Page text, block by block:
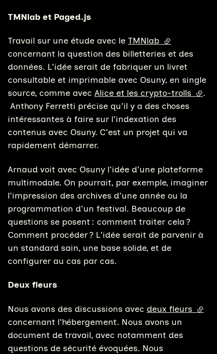
TMNlab et Paged.js
Travail sur une étude avec le TMNlab (lien externe)
concernant la question des billetteries et des
données. L'idée serait de fabriquer un livret
consultable et imprimable avec Osuny, en single
source, comme avec Alice et les crypto-trolls (lien
.
Anthony Ferretti précise qu'il y a des choses
intéressantes à faire sur l'indexation des
contenus avec Osuny. C'est un projet qui va
rapidement démarrer.
Arnaud voit avec Osuny l'idée d'une plateforme
multimodale. On pourrait, par exemple, imaginer
l'impression des archives d'une année ou la
programmation d'un festival. Beaucoup de
questions se posent : comment traiter cela ?
Comment procéder ? L'idée serait de parvenir à
un standard sain, une base solide, et de
configurer au cas par cas.
Deux fleurs
Nous avons des discussions avec deux fleurs (lien
concernant l'hébergement. Nous avons un
document de travail, avec notamment des
questions de sécurité évoquées. Nous